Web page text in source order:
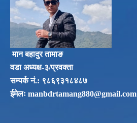
मान बहादुर तामाङ
वडा अध्यक्ष-३/प्रवक्ता
सम्पर्क नं‌.: ९८६९३१८४८७
ईमेलः manbdrtamang880@gmail.com